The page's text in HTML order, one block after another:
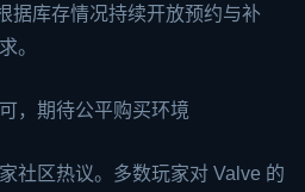
据库存情况持续开放预约与补
。
，期待公平购买环境
社区热议。多数玩家对 Valve 的